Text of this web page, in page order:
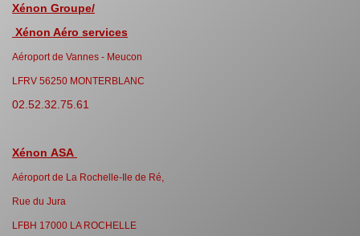
Xénon Groupe/
Xénon Aéro services
Aéroport de Vannes - Meucon
LFRV 56250 MONTERBLANC
02.52.32.75.61
Xénon ASA
Aéroport de La Rochelle-Ile de Ré,
Rue du Jura
LFBH 17000 LA ROCHELLE